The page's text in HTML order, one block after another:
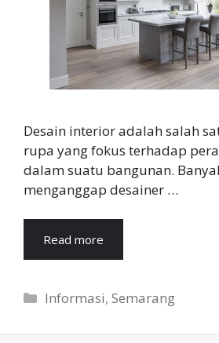
Desain interior adalah salah
rupa yang fokus terhadap
dalam suatu bangunan.
menganggap desainer …
Read more
Categories
Informasi,Semarang